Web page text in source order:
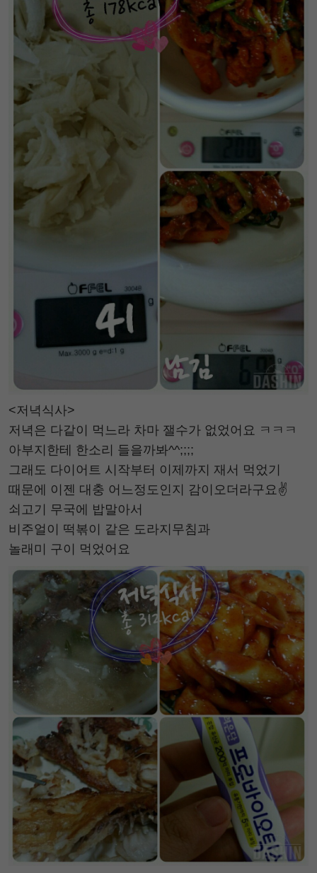
<저녁식사>
저녁은 다같이 먹느라 차마 잴수가 없었어요 ㅋㅋㅋ
아부지한테 한소리 들을까봐^^;;;;
그래도 다이어트 시작부터 이제까지 재서 먹었기
때문에 이젠 대충 어느정도인지 감이오더라구요✌
쇠고기 무국에 밥말아서
비주얼이 떡볶이 같은 도라지무침과
놀래미 구이 먹었어요